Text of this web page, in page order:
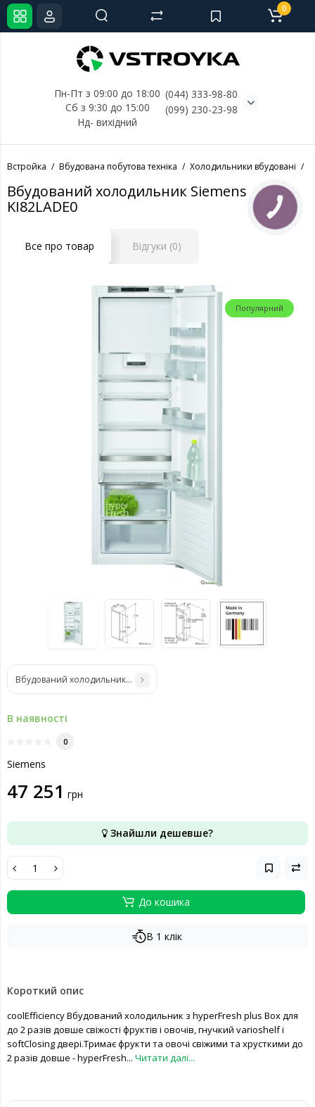
Пн-Пт з 09:00 до 18:00
Сб з 9:30 до 15:00
Нд- вихідний
(044) 333-98-80
(099) 230-23-98
0
Встройка Вбудована побутова техніка Холодильники вбудовані
Вбудований холодильник Siemens
KI82LADE0
Все про товар Відгуки (0)
Популярний
Вбудований холодильник Siemens KI86NADF0
В наявності
0
Siemens
47 251 грн
Знайшли дешевше?
До кошика
В 1 клік
Короткий опис
coolEfficiency Вбудований холодильник з hyperFresh plus Box для
до 2 разів довше свіжості фруктів і овочів, гнучкий varioshelf і
softClosing двері.Тримає фрукти та овочі свіжими та хрусткими до
2 разів довше - hyperFresh... Читати далі...
КНОПКА
СВЯЗИ